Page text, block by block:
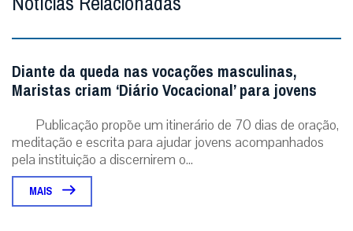
Diante da queda nas vocações masculinas,
Maristas criam ‘Diário Vocacional’ para jovens
Publicação propõe um itinerário de 70 dias de oração,
meditação e escrita para ajudar jovens acompanhados
pela instituição a discernirem o...
MAIS